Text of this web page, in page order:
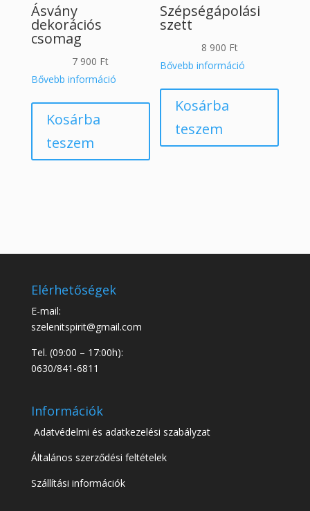
Ásvány
dekorációs
csomag
7 900 Ft
Bővebb információ
Kosárba
teszem
Szépségápolási
szett
8 900 Ft
Bővebb információ
Kosárba
teszem
Elérhetőségek
E-mail:
szelenitspirit@gmail.com
Tel. (09:00 – 17:00h):
0630/841-6811
Információk
Adatvédelmi és adatkezelési szabályzat
Általános szerződési feltételek
Szállítási információk